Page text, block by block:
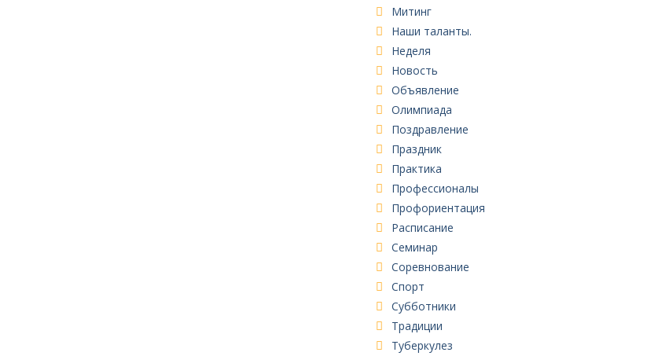
Митинг
Наши таланты.
Неделя
Новость
Объявление
Олимпиада
Поздравление
Праздник
Практика
Профессионалы
Профориентация
Расписание
Семинар
Соревнование
Спорт
Субботники
Традиции
Туберкулез